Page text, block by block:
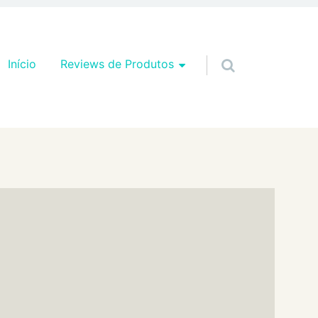
Pular para o conteúdo
Início Reviews de Produtos